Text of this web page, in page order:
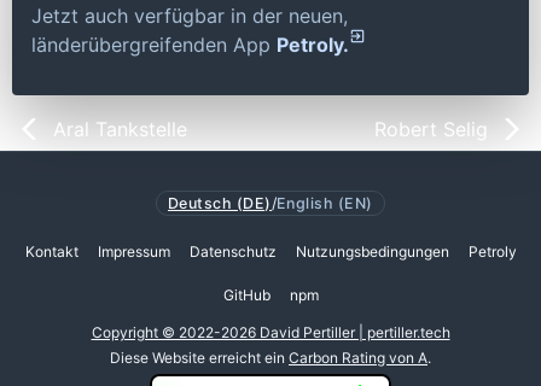
Jetzt auch verfügbar in der neuen,
länderübergreifenden App Petroly.
Aral Tankstelle Robert Selig
Deutsch (DE) /English (EN)
Kontakt Impressum Datenschutz Nutzungsbedingungen Petroly
GitHub npm
Copyright © 2022-2026 David Pertiller | pertiller.tech
Diese Website erreicht ein Carbon Rating von A.